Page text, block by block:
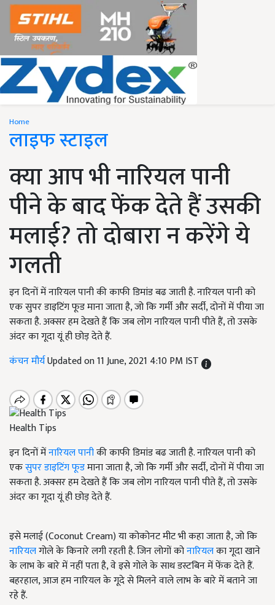
Home
लाइफ स्टाइल
क्या आप भी नारियल पानी
पीने के बाद फेंक देते हैं उसकी
मलाई? तो दोबारा न करेंगे ये
गलती
इन दिनों में नारियल पानी की काफी डिमांड बढ जाती है. नारियल पानी को
एक सुपर डाइटिंग फूड माना जाता है, जो कि गर्मी और सर्दी, दोनों में पीया जा
सकता है. अक्सर हम देखते हैं कि जब लोग नारियल पानी पीते हैं, तो उसके
अंदर का गूदा यूं ही छोड़ देते हैं.
कंचन मौर्यUpdated on 11 June, 2021 4:10 PM IST
Health Tips
इन दिनों मेंनारियल पानीकी काफी डिमांड बढ जाती है. नारियल पानी को
एकसुपर डाइटिंग फूडमाना जाता है, जो कि गर्मी और सर्दी, दोनों में पीया जा
सकता है. अक्सर हम देखते हैं कि जब लोग नारियल पानी पीते हैं, तो उसके
अंदर का गूदा यूं ही छोड़ देते हैं.
इसे मलाई (Coconut Cream) या कोकोनट मीट भी कहा जाता है, जो कि
नारियलगोले के किनारे लगी रहती है. जिन लोगों कोनारियलका गूदा खाने
के लाभ के बारे में नहीं पता है, वे इसे गोले के साथ डस्टबिन में फेंक देते हैं.
बहरहाल, आज हम नारियल के गूदे से मिलने वाले लाभ के बारे में बताने जा
रहे हैं.